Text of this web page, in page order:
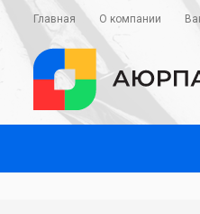
Главная О компании